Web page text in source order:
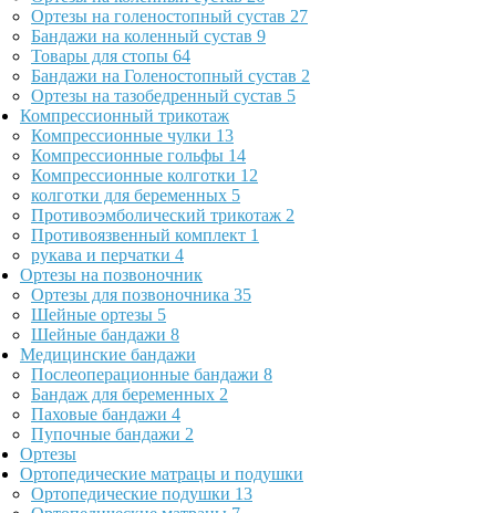
Ортезы на голеностопный сустав 27
Бандажи на коленный сустав 9
Товары для стопы 64
Бандажи на Голеностопный сустав 2
Ортезы на тазобедренный сустав 5
Компрессионный трикотаж
Компрессионные чулки 13
Компрессионные гольфы 14
Компрессионные колготки 12
колготки для беременных 5
Противоэмболический трикотаж 2
Противоязвенный комплект 1
рукава и перчатки 4
Ортезы на позвоночник
Ортезы для позвоночника 35
Шейные ортезы 5
Шейные бандажи 8
Медицинские бандажи
Послеоперационные бандажи 8
Бандаж для беременных 2
Паховые бандажи 4
Пупочные бандажи 2
Ортезы
Ортопедические матрацы и подушки
Ортопедические подушки 13